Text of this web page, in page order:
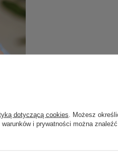
dotyczącą cookies . Możesz
i prywatności można